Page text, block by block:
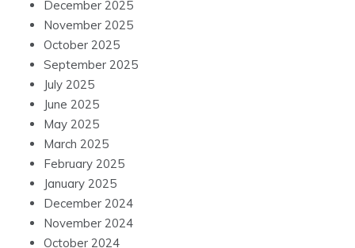
December 2025
November 2025
October 2025
September 2025
July 2025
June 2025
May 2025
March 2025
February 2025
January 2025
December 2024
November 2024
October 2024